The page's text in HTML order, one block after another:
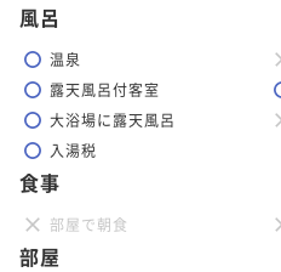
風呂
温泉
露天風呂付客室
大浴場に露天風呂
入湯税
食事
部屋で朝食
部屋